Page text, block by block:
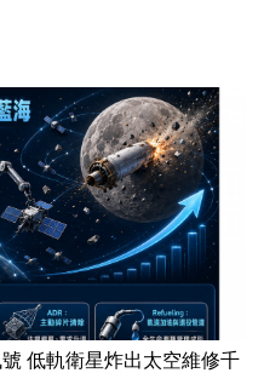
低軌衛星炸出太空維修千